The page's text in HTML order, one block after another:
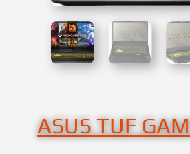
ASUS TUF